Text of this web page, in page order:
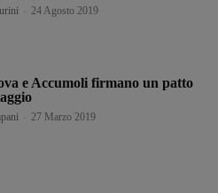
24 Agosto 2019
e Accumoli firmano un patto
27 Marzo 2019